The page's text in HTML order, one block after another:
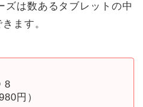
は数あるタブレットの中
ます。
8
円）